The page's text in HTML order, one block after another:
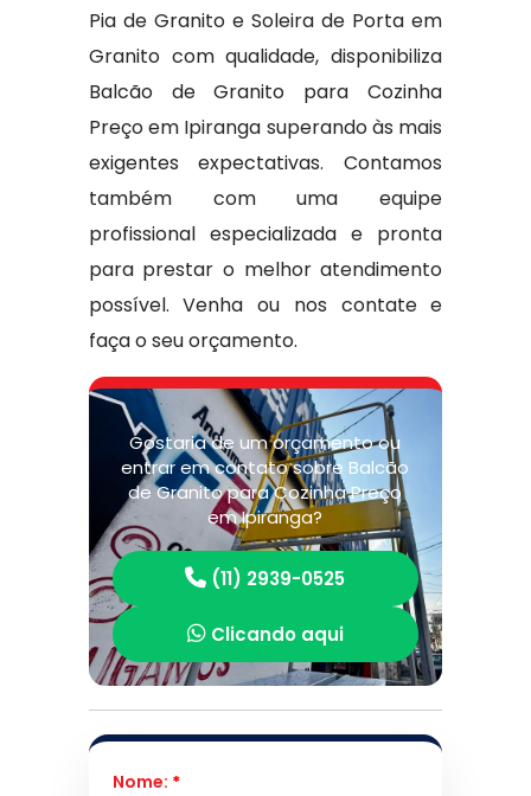
Pia de Granito e Soleira de Porta em
Granito com qualidade, disponibiliza
Balcão de Granito para Cozinha
Preço em Ipiranga superando às mais
exigentes expectativas. Contamos
também com uma equipe
profissional especializada e pronta
para prestar o melhor atendimento
possível. Venha ou nos contate e
faça o seu orçamento.
Gostaria de um orçamento ou
entrar em contato sobre Balcão
de Granito para Cozinha Preço
em Ipiranga?
(11) 2939-0525
Clicando aqui
Nome: *